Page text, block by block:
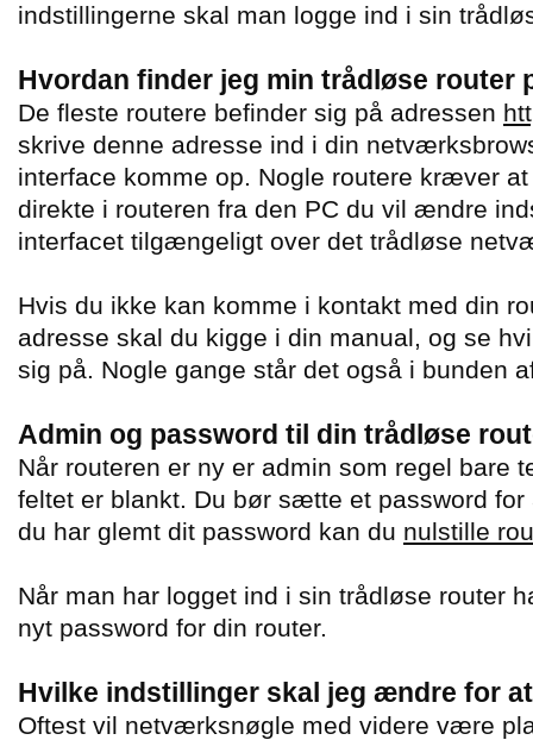
indstillingerne skal man logge ind i sin
Hvordan finder jeg min trådløse router
De fleste routere befinder sig på adressen
skrive denne adresse ind i din
interface komme op. Nogle routere kræver
direkte i routeren fra den PC du vil ændre
interfacet tilgængeligt over det trådløse
Hvis du ikke kan komme i kontakt med din
adresse skal du kigge i din manual, og se
sig på. Nogle gange står det også i bunden
Admin og password til din trådløse
Når routeren er ny er admin som regel bare
feltet er blankt. Du bør sætte et password for
du har glemt dit password kan du nulstille
Når man har logget ind i sin trådløse router
nyt password for din router.
Hvilke indstillinger skal jeg ændre for
Oftest vil netværksnøgle med videre være